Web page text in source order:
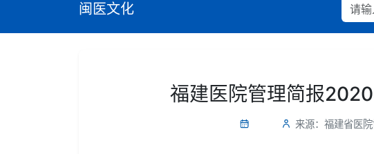
闽医文化
福建医院管理简报
来源：福建省医